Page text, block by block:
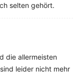
selten gehört.
die allermeisten
leider nicht mehr